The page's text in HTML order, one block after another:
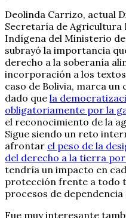
Deolinda Carrizo, actual
Secretaría de Agricultura
Indígena del Ministerio
subrayó la importancia
derecho a la soberanía
incorporación a los
caso de Bolivia, marca
dado que la
obligatoriamente por la
el reconocimiento de la
Sigue siendo un reto
afrontar el peso de la
del derecho a la tierra
tendría un impacto en
protección frente a todo
procesos de
Fue muy interesante